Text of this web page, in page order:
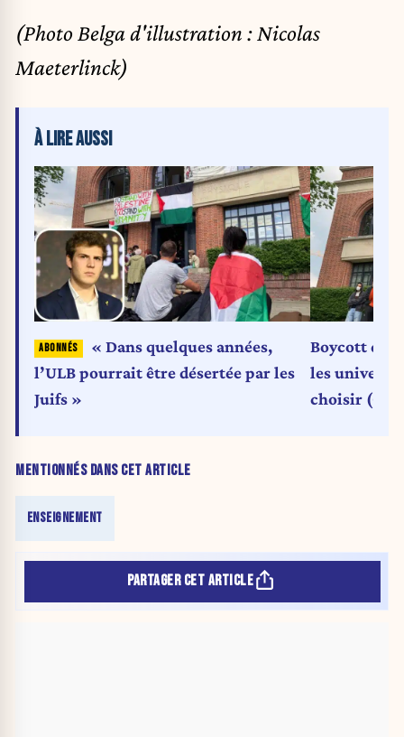
(Photo Belga d'illustration : Nicolas
Maeterlinck)
MENTIONNÉS DANS CET ARTICLE
ENSEIGNEMENT
À LIRE AUSSI
« Dans quelques années,
l’ULB pourrait être désertée par les
Juifs »
Boycott
les
choisir
PARTAGER CET ARTICLE